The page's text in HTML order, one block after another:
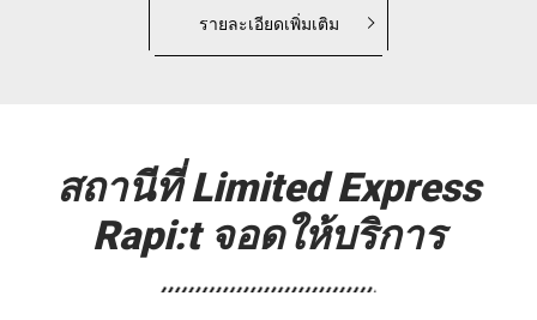
รายละเอียดเพิ่มเติม
สถานีที่ Limited Express
Rapi:t จอดให้บริการ